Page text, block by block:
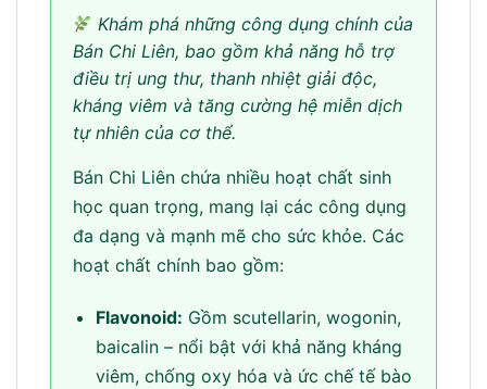
Khám phá những công dụng chính của
Bán Chi Liên, bao gồm khả năng hỗ trợ
điều trị ung thư, thanh nhiệt giải độc,
kháng viêm và tăng cường hệ miễn dịch
tự nhiên của cơ thể.
Bán Chi Liên chứa nhiều hoạt chất sinh
học quan trọng, mang lại các công dụng
đa dạng và mạnh mẽ cho sức khỏe. Các
hoạt chất chính bao gồm:
Flavonoid: Gồm scutellarin, wogonin,
baicalin – nổi bật với khả năng kháng
viêm, chống oxy hóa và ức chế tế bào